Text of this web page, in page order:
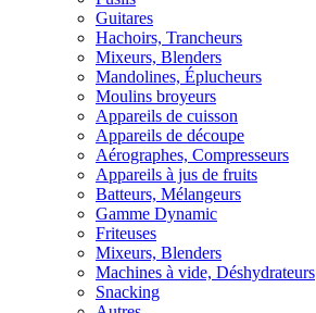
Guitares
Hachoirs, Trancheurs
Mixeurs, Blenders
Mandolines, Éplucheurs
Moulins broyeurs
Appareils de cuisson
Appareils de découpe
Aérographes, Compresseurs
Appareils à jus de fruits
Batteurs, Mélangeurs
Gamme Dynamic
Friteuses
Mixeurs, Blenders
Machines à vide, Déshydrateurs
Snacking